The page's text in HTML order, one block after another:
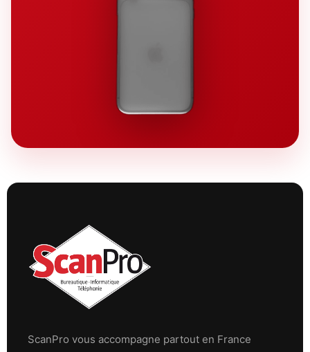
ScanPro vous accompagne partout en France